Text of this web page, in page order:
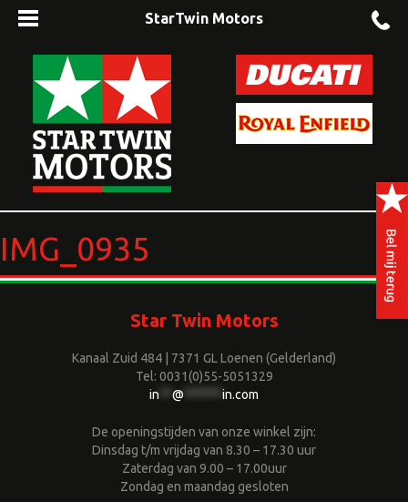
StarTwin Motors
IMG_0935
Star Twin Motors
Kanaal Zuid 484 | 7371 GL Loenen (Gelderland)
Tel: 0031(0)55-5051329
in
@ in.com
De openingstijden van onze winkel zijn:
Dinsdag t/m vrijdag van 8.30 – 17.30 uur
Zaterdag van 9.00 – 17.00uur
Zondag en maandag gesloten